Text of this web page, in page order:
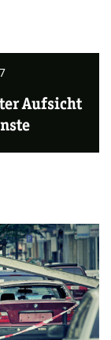
Aufsicht